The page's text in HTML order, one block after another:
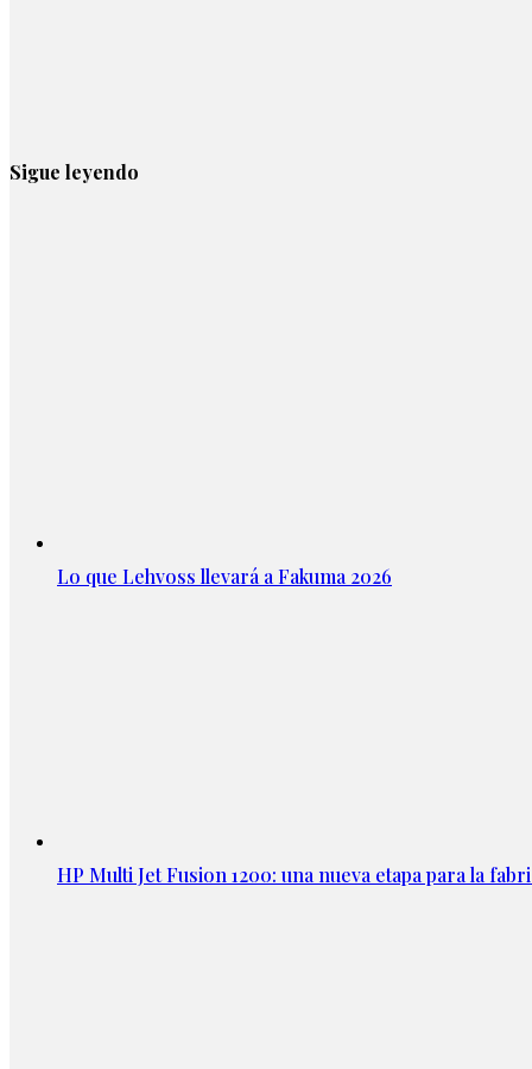
Sigue leyendo
Lo que Lehvoss llevará a Fakuma 2026
HP Multi Jet Fusion 1200: una nueva etapa para la